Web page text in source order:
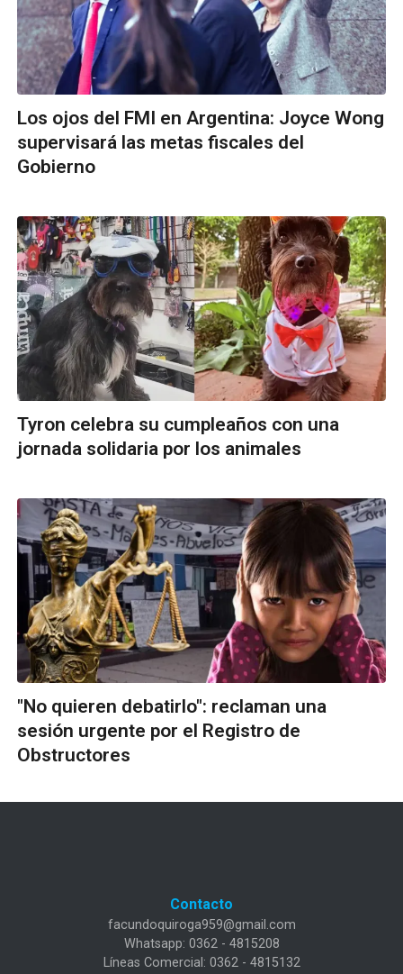
Los ojos del FMI en Argentina: Joyce Wong
supervisará las metas fiscales del
Gobierno
Tyron celebra su cumpleaños con una
jornada solidaria por los animales
"No quieren debatirlo": reclaman una
sesión urgente por el Registro de
Obstructores
Contacto
facundoquiroga959@gmail.com
Whatsapp: 0362 - 4815208
Líneas Comercial: 0362 - 4815132